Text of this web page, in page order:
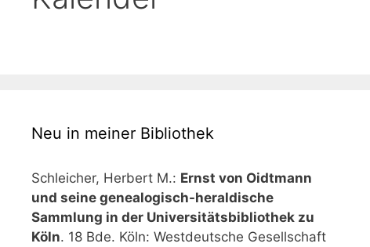
Neu in meiner Bibliothek
Schleicher, Herbert M.: Ernst von Oidtmann
und seine genealogisch-heraldische
Sammlung in der Universitätsbibliothek zu
Köln. 18 Bde. Köln: Westdeutsche Gesellschaft